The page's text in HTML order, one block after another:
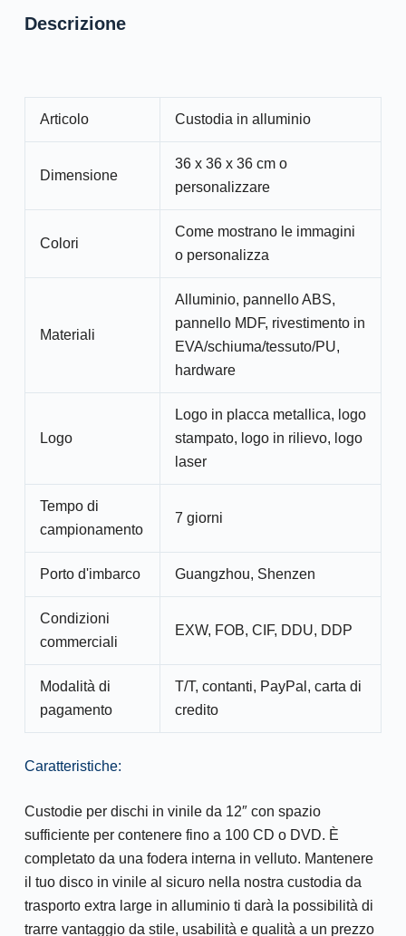
Descrizione
Articolo Custodia in alluminio
Dimensione
36 x 36 x 36 cm o
personalizzare
Colori
Come mostrano le immagini
o personalizza
Materiali
Alluminio, pannello ABS,
pannello MDF, rivestimento in
EVA/schiuma/tessuto/PU,
hardware
Logo
Logo in placca metallica, logo
stampato, logo in rilievo, logo
laser
Tempo di
campionamento
7 giorni
Porto d'imbarco Guangzhou, Shenzen
Condizioni
commerciali
EXW, FOB, CIF, DDU, DDP
Modalità di
pagamento
T/T, contanti, PayPal, carta di
credito
Caratteristiche:
Custodie per dischi in vinile da 12″ con spazio
sufficiente per contenere fino a 100 CD o DVD. È
completato da una fodera interna in velluto. Mantenere
il tuo disco in vinile al sicuro nella nostra custodia da
trasporto extra large in alluminio ti darà la possibilità di
trarre vantaggio da stile, usabilità e qualità a un prezzo